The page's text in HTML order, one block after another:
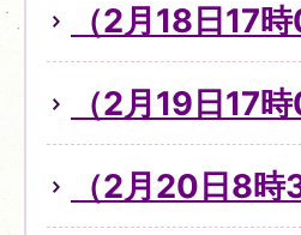
（2月18日17
（2月19日17
（2月20日8